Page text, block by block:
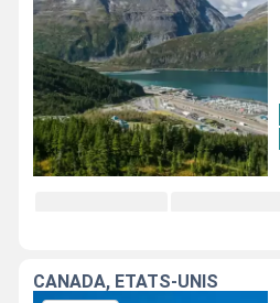
CANADA, ÉTATS-UNIS